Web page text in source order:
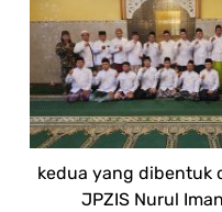
kedua yang dibentuk
JPZIS Nurul